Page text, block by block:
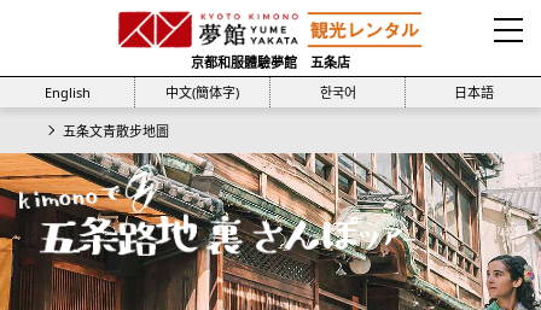
京都和服體驗夢館 五条店
English
中文(簡体字) 한국어 日本語
五条文青散步地圖